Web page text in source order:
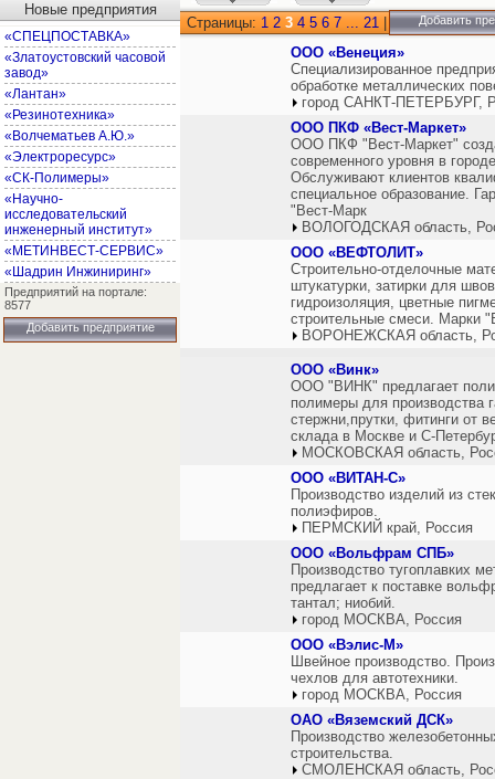
Новые предприятия
«СПЕЦПОСТАВКА»
«Златоустовский часовой
завод»
«Лантан»
«Резинотехника»
«Волчематьев А.Ю.»
«Электроресурс»
«СК-Полимеры»
«Научно-
исследовательский
инженерный институт»
«МЕТИНВЕСТ-СЕРВИС»
«Шадрин Инжиниринг»
Предприятий на портале:
8577
Добавить предприятие
Страницы: 1 2 3 4 5 6 7 ... 21 Добавить
ООО «Венеция»
Специализированное
обработке металлических
город САНКТ-ПЕТЕРБУРГ,
ООО ПКФ «Вест-Маркет»
ООО ПКФ "Вест-Маркет"
современного уровня в
Обслуживают клиентов
специальное образование.
"Вест-Марк
ВОЛОГОДСКАЯ область,
ООО «ВЕФТОЛИТ»
Строительно-отделочные
штукатурки, затирки для
гидроизоляция, цветные
строительные смеси. Марки
ВОРОНЕЖСКАЯ область,
ООО «Винк»
ООО "ВИНК" предлагает
полимеры для производства
стержни,прутки, фитинги от
склада в Москве и С-
МОСКОВСКАЯ область,
ООО «ВИТАН-С»
Производство изделий из
полиэфиров.
ПЕРМСКИЙ край, Россия
ООО «Вольфрам СПБ»
Производство
предлагает к поставке
тантал; ниобий.
город МОСКВА, Россия
ООО «Вэлис-М»
Швейное производство.
чехлов для автотехники.
город МОСКВА, Россия
ОАО «Вяземский ДСК»
Производство
строительства.
СМОЛЕНСКАЯ область,